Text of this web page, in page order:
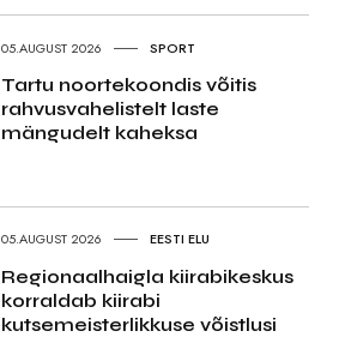
05.AUGUST 2026 SPORT
Tartu noortekoondis võitis
rahvusvahelistelt laste
mängudelt kaheksa
05.AUGUST 2026 EESTI ELU
Regionaalhaigla kiirabikeskus
korraldab kiirabi
kutsemeisterlikkuse võistlusi